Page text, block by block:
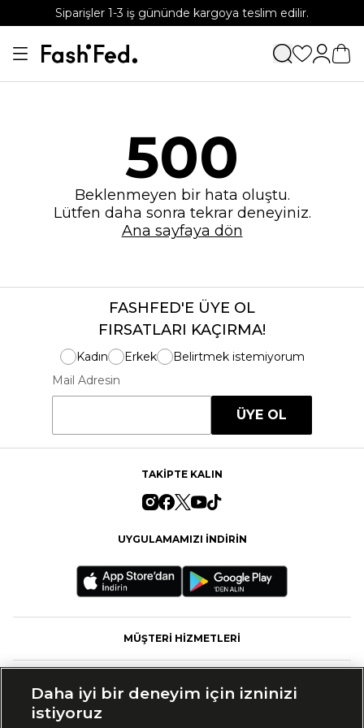
Siparişler 1-3 iş gününde kargoya teslim edilir.
APP'e özel %15 indirim kodu: APP15
500
Beklenmeyen bir hata oluştu.
Lütfen daha sonra tekrar deneyiniz.
Ana sayfaya dön
FASHFED'E ÜYE OL
FIRSATLARI KAÇIRMA!
Kadın Erkek
Belirtmek istemiyorum
Mail Adresin
ÜYE OL
TAKİPTE KALIN
UYGULAMAMIZI İNDİRİN
MÜŞTERİ HİZMETLERİ
Daha iyi bir deneyim için izninizi
istiyoruz